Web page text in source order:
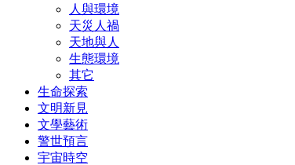
人與環境
天災人禍
天地與人
生態環境
其它
生命探索
文明新見
文學藝術
警世預言
宇宙時空